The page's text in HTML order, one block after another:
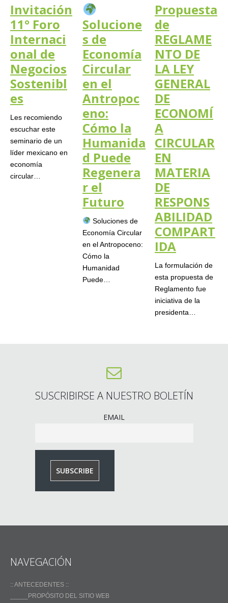
Invitación
11° Foro
Internaci
onal de
Negocios
Sostenibl
es
Les recomiendo
escuchar este
seminario de un
líder mexicano en
economía
circular…
Solucione
s de
Economía
Circular
en el
Antropoc
eno:
Cómo la
Humanida
d Puede
Regenera
r el
Futuro
Soluciones de
Economía Circular
en el Antropoceno:
Cómo la
Humanidad
Puede…
Propuesta
de
REGLAME
NTO DE
LA LEY
GENERAL
DE
ECONOMÍ
A
CIRCULAR
EN
MATERIA
DE
RESPONS
ABILIDAD
COMPART
IDA
La formulación de
esta propuesta de
Reglamento fue
iniciativa de la
presidenta…
SUSCRIBIRSE A NUESTRO BOLETÍN
EMAIL
NAVEGACIÓN
:: ANTECEDENTES ::
_____PROPÓSITO DEL SITIO WEB